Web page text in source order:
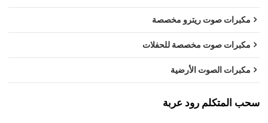
مكبرات صوت ريترو مخصصة
مكبرات صوت مخصصة للحفلات
مكبرات الصوت الأرضية
سحب المتكلم رود عربة